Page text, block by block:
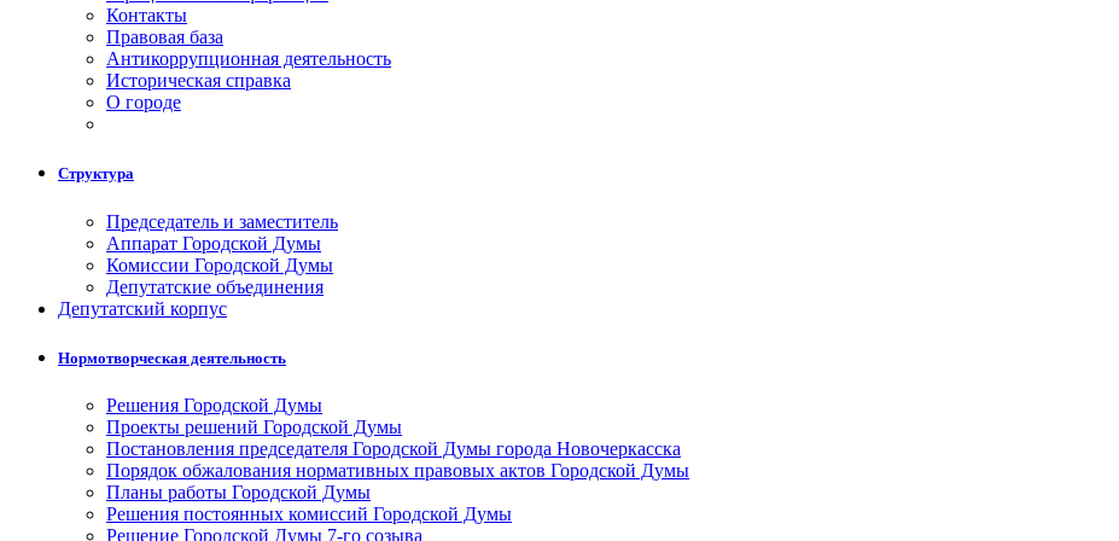
Контакты
Правовая база
Антикоррупционная деятельность
Историческая справка
О городе
Структура
Председатель и заместитель
Аппарат Городской Думы
Комиссии Городской Думы
Депутатские объединения
Депутатский корпус
Нормотворческая деятельность
Решения Городской Думы
Проекты решений Городской Думы
Постановления председателя Городской Думы города Новочеркасска
Порядок обжалования нормативных правовых актов Городской Думы
Планы работы Городской Думы
Решения постоянных комиссий Городской Думы
Решение Городской Думы 7-го созыва